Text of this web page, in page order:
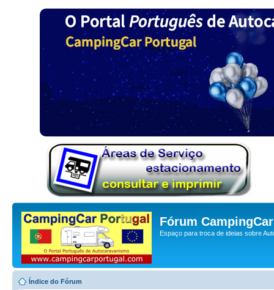
Fórum
Espaço para troca de ideias sobre
Índice do Fórum